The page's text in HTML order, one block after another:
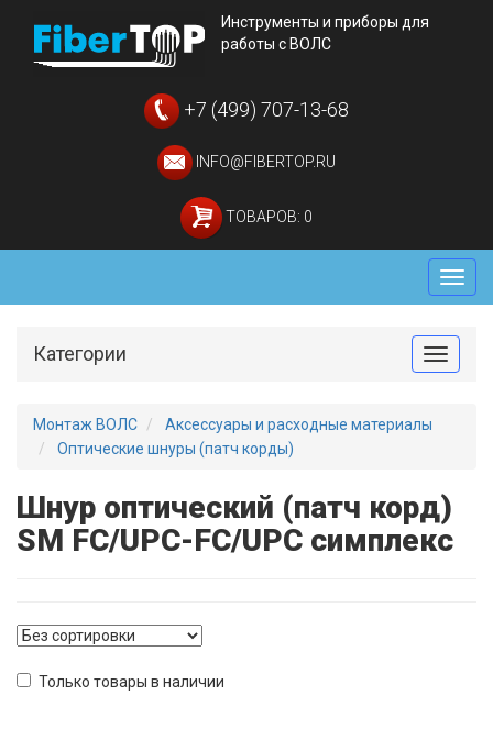
Инструменты и приборы для
работы с ВОЛС
+7 (499) 707-13-68
INFO@FIBERTOP.RU
ТОВАРОВ: 0
Меню
Toggle
Категории
Монтаж ВОЛС
Аксессуары и расходные материалы
Оптические шнуры (патч корды)
Шнур оптический (патч корд)
SM FC/UPC-FC/UPC симплекс
Только товары в наличии